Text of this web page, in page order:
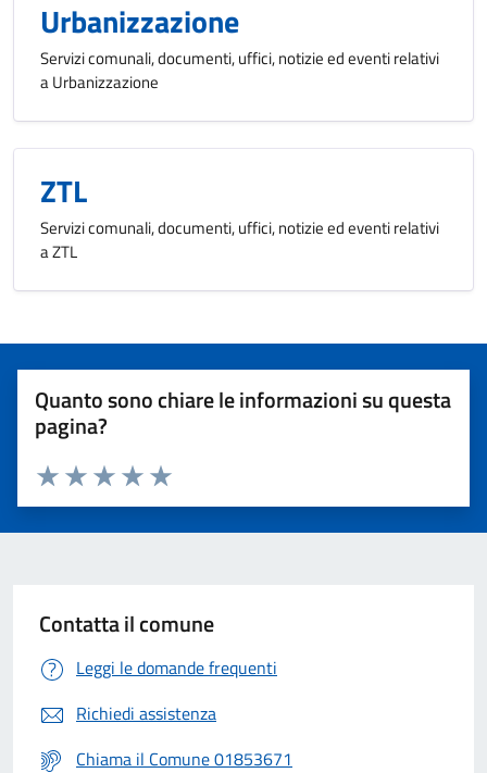
Urbanizzazione
Servizi comunali, documenti, uffici, notizie ed eventi relativi
a Urbanizzazione
ZTL
Servizi comunali, documenti, uffici, notizie ed eventi relativi
a ZTL
Quanto sono chiare le informazioni su questa
pagina?
Valuta 5 stelle su 5
Valuta 4 stelle su 5
Valuta 3 stelle su 5
Valuta 2 stelle su 5
Valuta 1 stelle su 5
Contatta il comune
Leggi le domande frequenti
Richiedi assistenza
Chiama il Comune 01853671